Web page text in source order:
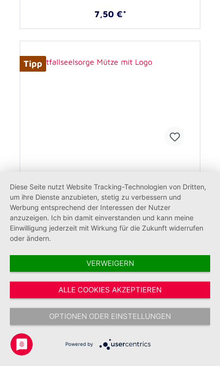
7,50 €*
Tipp
Notfallseelsorge Mütze mit Logo
Diese Seite nutzt Website Tracking-Technologien von Dritten,
um ihre Dienste anzubieten, stetig zu verbessern und
Werbung entsprechend der Interessen der Nutzer
anzuzeigen. Ich bin damit einverstanden und kann meine
Einwilligung jederzeit mit Wirkung für die Zukunft widerrufen
oder ändern.
VERWEIGERN
ALLE COOKIES AKZEPTIEREN
OPTIONEN ODER EINSTELLUNGEN
Powered by